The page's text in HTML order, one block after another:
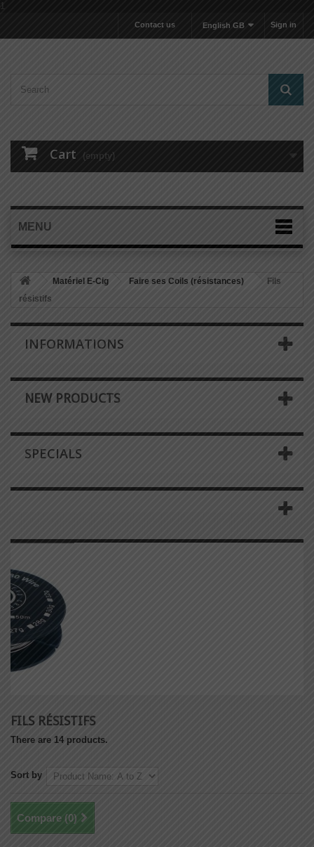
1
Sign in
English GB
Contact us
Cart (empty)
MENU
Matériel E-Cig Faire ses Coils (résistances)
Fils
résistifs
INFORMATIONS
NEW PRODUCTS
SPECIALS
FILS RÉSISTIFS
There are 14 products.
Sort by
Compare (0)